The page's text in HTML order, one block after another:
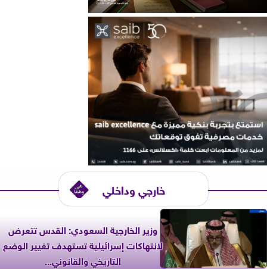
خارجي وداخلي
وزير الخارجية السعودي: القدس تتعرض
لانتهاكات إسرائيلية تستهدف تغيير الوضع
التاريخي والقانوني...